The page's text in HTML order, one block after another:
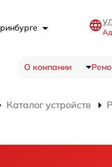
О компании
Каталог устройств